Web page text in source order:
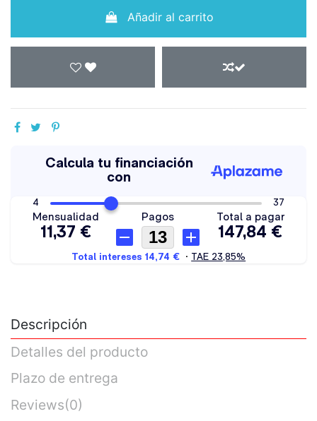
Añadir al carrito
Descripción
Detalles del producto
Plazo de entrega
Reviews(0)